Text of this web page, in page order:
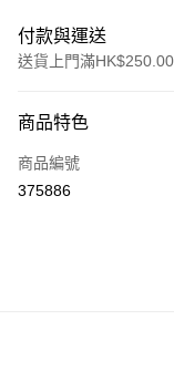
付款與運送
送貨上門滿
信用卡
Apple Pay
商品特色
商品編號
375886